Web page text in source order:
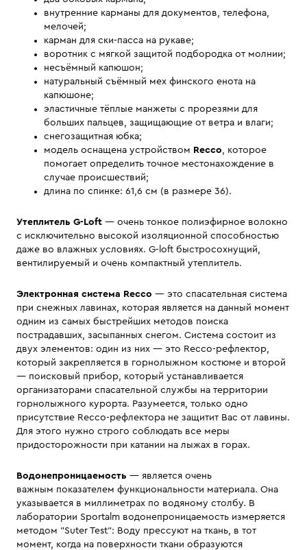
внутренние карманы для документов, телефона,
мелочей;
карман для ски-пасса на рукаве;
воротник с мягкой защитой подбородка от молнии;
несъёмный капюшон;
натуральный съёмный мех финского енота на
капюшоне;
эластичные тёплые манжеты с прорезями для
больших пальцев, защищающие от ветра и влаги;
снегозащитная юбка;
модель оснащена устройством Recco, которое
помогает определить точное местонахождение в
случае происшествий;
длина по спинке: 61,6 см (в размере 36).
Утеплитель G-Loft — очень тонкое полиэфирное волокно
с исключительно высокой изоляционной способностью
даже во влажных условиях. G-loft быстросохнущий,
вентилируемый и очень компактный утеплитель.
Электронная система Recco — это спасательная система
при снежных лавинах, которая является на данный момент
одним из самых быстрейших методов поиска
пострадавших, засыпанных снегом. Система состоит из
двух элементов: один из них — это Recco-рефлектор,
который закрепляется в горнолыжном костюме и второй
— поисковый прибор, который устанавливается
организаторами спасательной службы на территории
горнолыжного курорта. Разумеется, только одно
присутствие Recco-рефлектора не защитит Вас от лавины.
Для этого нужно строго соблюдать все меры
придосторожности при катании на лыжах в горах.
Водонепроницаемость — является очень
важным показателем функциональности материала. Она
указывается в миллиметрах по водяному столбу. В
лаборатории Sportalm водонепроницаемость измеряется
методом "Suter Test": Воду прессуют на ткань, в тот
момент, когда на поверхности ткани образуются